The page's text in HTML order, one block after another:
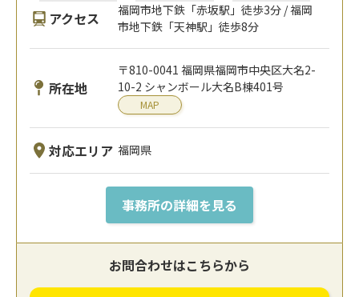
アクセス
福岡市地下鉄「赤坂駅」徒歩3分 / 福岡
市地下鉄「天神駅」徒歩8分
所在地
〒810-0041 福岡県福岡市中央区大名2-
10-2 シャンボール大名B棟401号
MAP
対応エリア 福岡県
事務所の詳細を見る
お問合わせはこちらから